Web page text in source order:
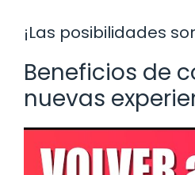
¡Las posibilidades
Beneficios de
nuevas